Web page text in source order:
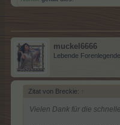
muckel6666
Lebende Forenlegende
Zitat von Breckie: ↑
Vielen Dank für die